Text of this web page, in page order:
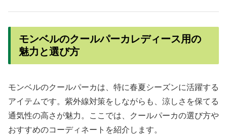
モンベルのクールパーカレディース用の
魅力と選び方
モンベルのクールパーカは、特に春夏シーズンに活躍する
アイテムです。紫外線対策をしながらも、涼しさを保てる
通気性の高さが魅力。ここでは、クールパーカの選び方や
おすすめのコーディネートを紹介します。